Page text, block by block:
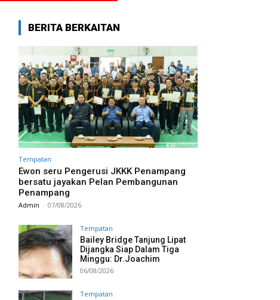
BERITA BERKAITAN
Tempatan
Ewon seru Pengerusi JKKK Penampang
bersatu jayakan Pelan Pembangunan
Penampang
Admin - 07/08/2026
Tempatan
Bailey Bridge Tanjung Lipat
Dijangka Siap Dalam Tiga
Minggu: Dr.Joachim
06/08/2026
Tempatan